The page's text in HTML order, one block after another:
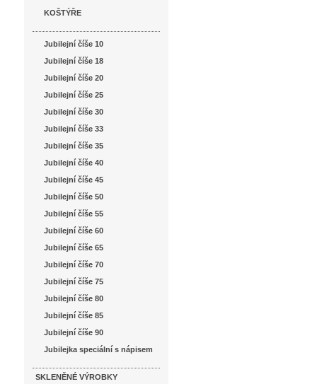
KOŠTÝŘE
Jubilejní číše 10
Jubilejní číše 18
Jubilejní číše 20
Jubilejní číše 25
Jubilejní číše 30
Jubilejní číše 33
Jubilejní číše 35
Jubilejní číše 40
Jubilejní číše 45
Jubilejní číše 50
Jubilejní číše 55
Jubilejní číše 60
Jubilejní číše 65
Jubilejní číše 70
Jubilejní číše 75
Jubilejní číše 80
Jubilejní číše 85
Jubilejní číše 90
Jubilejka speciální s nápisem
SKLENĚNÉ VÝROBKY